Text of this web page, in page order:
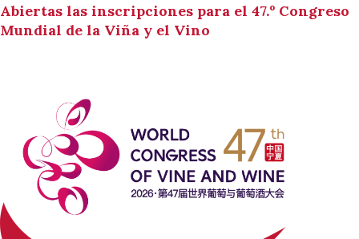
Abiertas las inscripciones para el 47.º Congreso
Mundial de la Viña y el Vino